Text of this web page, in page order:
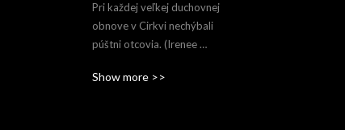
Pri každej veľkej duchovnej
obnove v Cirkvi nechýbali
púštni otcovia. (Irenee
Show more >>